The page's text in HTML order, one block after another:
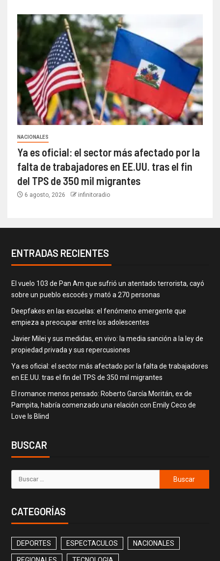
NACIONALES
Ya es oficial: el sector más afectado por la
falta de trabajadores en EE.UU. tras el fin
del TPS de 350 mil migrantes
6 agosto, 2026 infinitoradio
ENTRADAS RECIENTES
El vuelo 103 de Pan Am que sufrió un atentado terrorista, cayó
sobre un pueblo escocés y mató a 270 personas
Deepfakes en las escuelas: el fenómeno emergente que
empieza a preocupar entre los adolescentes
Javier Milei y sus medidas, en vivo: la media sanción a la ley de
propiedad privada y sus repercusiones
Ya es oficial: el sector más afectado por la falta de trabajadores
en EE.UU. tras el fin del TPS de 350 mil migrantes
El romance menos pensado: Roberto García Moritán, ex de
Pampita, habría comenzado una relación con Emily Ceco de
Love Is Blind
BUSCAR
CATEGORÍAS
DEPORTES ESPECTACULOS NACIONALES